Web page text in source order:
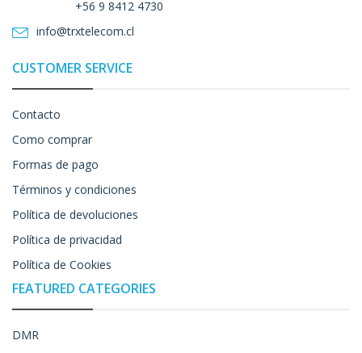
+56 9 8412 4730
info@trxtelecom.cl
CUSTOMER SERVICE
Contacto
Como comprar
Formas de pago
Términos y condiciones
Política de devoluciones
Política de privacidad
Política de Cookies
FEATURED CATEGORIES
DMR